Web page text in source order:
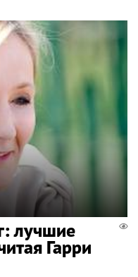
лучшие
Гарри